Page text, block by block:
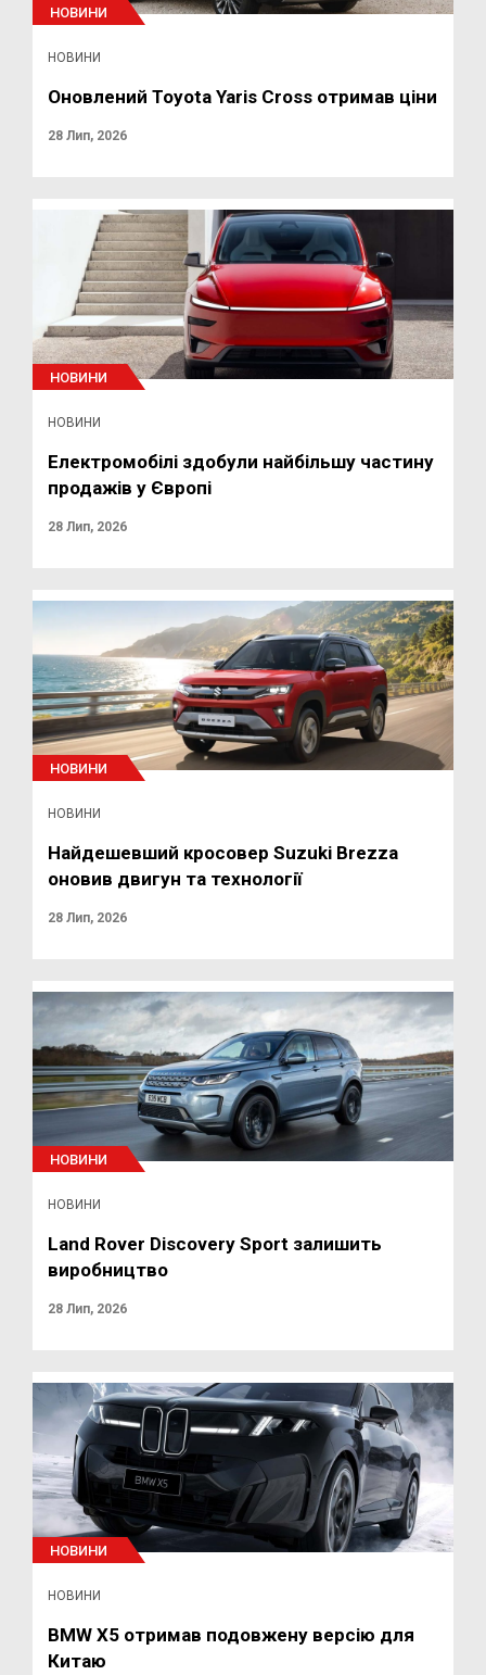
НОВИНИ
НОВИНИ
Оновлений Toyota Yaris Cross отримав ціни
28 Лип, 2026
НОВИНИ
НОВИНИ
Електромобілі здобули найбільшу частину
продажів у Європі
28 Лип, 2026
НОВИНИ
НОВИНИ
Найдешевший кросовер Suzuki Brezza
оновив двигун та технології
28 Лип, 2026
НОВИНИ
НОВИНИ
Land Rover Discovery Sport залишить
виробництво
28 Лип, 2026
НОВИНИ
НОВИНИ
BMW X5 отримав подовжену версію для
Китаю